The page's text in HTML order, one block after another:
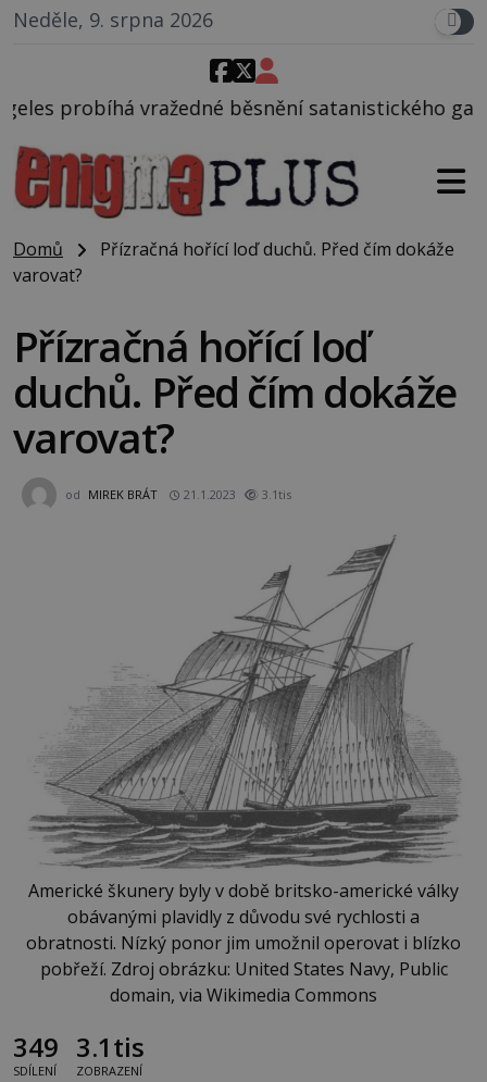
Neděle, 9. srpna 2026
běsnění satanistického gangu vedeného
Domů
Přízračná hořící loď duchů. Před čím dokáže
varovat?
Přízračná hořící loď
duchů. Před čím dokáže
varovat?
od MIREK BRÁT 21.1.2023 3.1tis
Americké škunery byly v době britsko-americké války
obávanými plavidly z důvodu své rychlosti a
obratnosti. Nízký ponor jim umožnil operovat i blízko
pobřeží. Zdroj obrázku: United States Navy, Public
domain, via Wikimedia Commons
349
SDÍLENÍ
3.1tis
ZOBRAZENÍ